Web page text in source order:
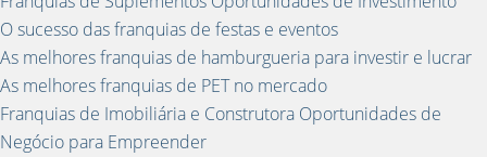
O sucesso das franquias de festas e eventos
As melhores franquias de hamburgueria para investir e lucrar
As melhores franquias de PET no mercado
Franquias de Imobiliária e Construtora Oportunidades de
Negócio para Empreender